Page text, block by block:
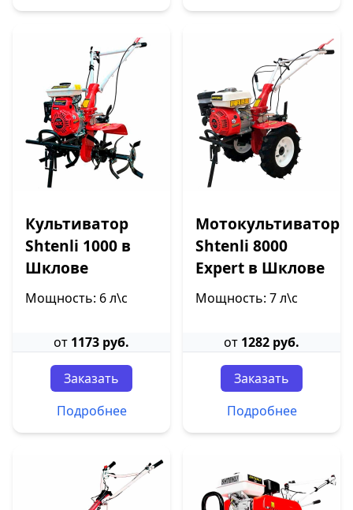
Культиватор
Shtenli 1000 в
Шклове
Мощность: 6 л\с
от 1173 руб.
Заказать
Подробнее
Мотокультиватор
Shtenli 8000
Expert в Шклове
Мощность: 7 л\с
от 1282 руб.
Заказать
Подробнее